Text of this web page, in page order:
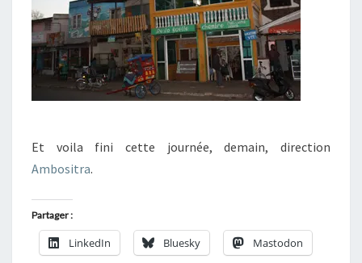
Et voila fini cette journée, demain, direction
Ambositra.
Partager :
LinkedIn Bluesky Mastodon